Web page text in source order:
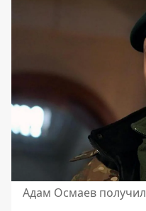
Адам Осмаев